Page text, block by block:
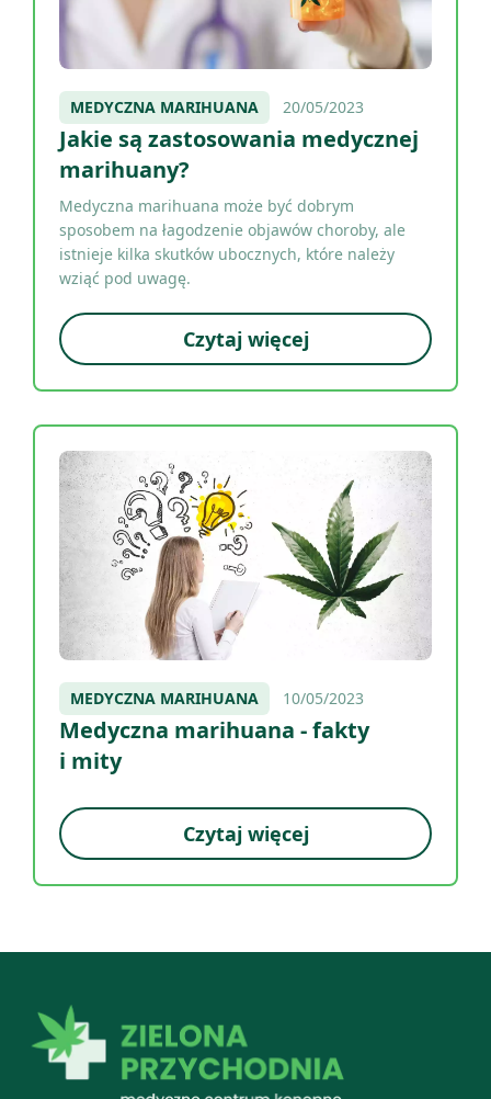
MEDYCZNA MARIHUANA 20/05/2023
Jakie są zastosowania medycznej
marihuany?
Medyczna marihuana może być dobrym
sposobem na łagodzenie objawów choroby, ale
istnieje kilka skutków ubocznych, które należy
wziąć pod uwagę.
Czytaj więcej
MEDYCZNA MARIHUANA 10/05/2023
Medyczna marihuana - fakty
i mity
Czytaj więcej